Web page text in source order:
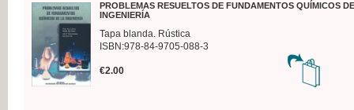
PROBLEMAS RESUELTOS DE FUNDAMENTOS QUÍMICOS
INGENIERÍA
Tapa blanda. Rústica
ISBN:978-84-9705-088-3
€2.00